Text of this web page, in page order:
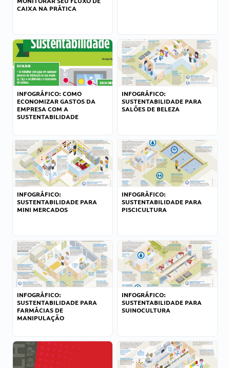
CAIXA NA PRÁTICA
INFOGRÁFICO: COMO
ECONOMIZAR GASTOS DA
EMPRESA COM A
SUSTENTABILIDADE
INFOGRÁFICO:
SUSTENTABILIDADE PARA
SALÕES DE BELEZA
INFOGRÁFICO:
SUSTENTABILIDADE PARA
MINI MERCADOS
INFOGRÁFICO:
SUSTENTABILIDADE PARA
PISCICULTURA
INFOGRÁFICO:
SUSTENTABILIDADE PARA
FARMÁCIAS DE
MANIPULAÇÃO
INFOGRÁFICO:
SUSTENTABILIDADE PARA
SUINOCULTURA